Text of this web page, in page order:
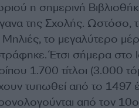
η σημερινή
της Σχολής. Ωστόσο,
Μηλιές, το μεγαλύτερο
Έτσι σήμερα στο
1.700 τίτλοι (3.000
τυπωθεί από το 1497
από τον